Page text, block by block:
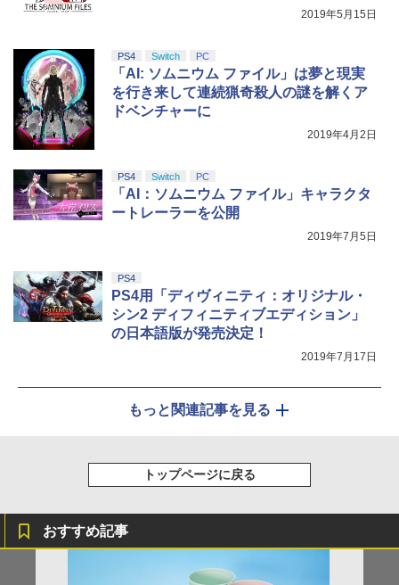
2019年5月15日
PS4 Switch PC
「AI: ソムニウム ファイル」は夢と現実
を行き来して連続猟奇殺人の謎を解くア
ドベンチャーに
2019年4月2日
PS4 Switch PC
「AI：ソムニウム ファイル」キャラクタ
ートレーラーを公開
2019年7月5日
PS4
PS4用「ディヴィニティ：オリジナル・
シン2 ディフィニティブエディション」
の日本語版が発売決定！
2019年7月17日
もっと関連記事を見る
トップページに戻る
おすすめ記事